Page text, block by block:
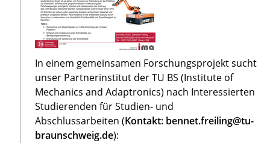
In einem gemeinsamen Forschungsprojekt sucht
unser Partnerinstitut der TU BS (Institute of
Mechanics and Adaptronics) nach Interessierten
Studierenden für Studien- und
Abschlussarbeiten (Kontakt: bennet.freiling@tu-
braunschweig.de):